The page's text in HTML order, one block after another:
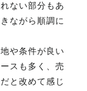
ない部分もあ
ながら順調に
や条件が良い
スも多く、売
と改めて感じ